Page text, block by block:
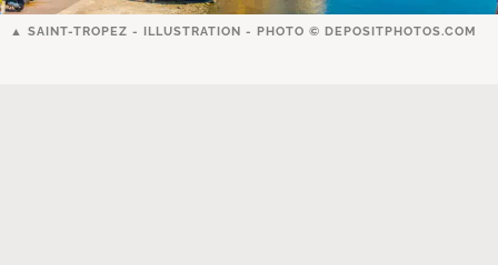
SAINT-TROPEZ - ILLUSTRATION - PHOTO © DEPOSITPHOTOS.COM